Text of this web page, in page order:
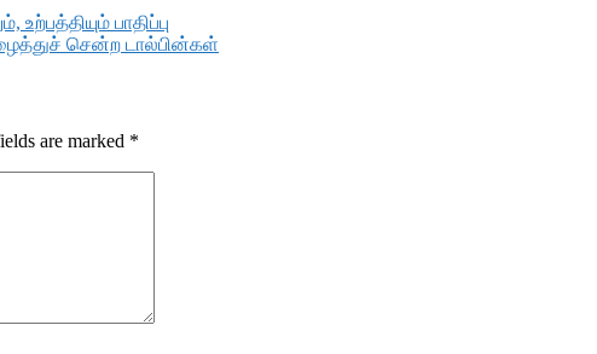
பாதிப்பு
சென்ற டால்பின்கள்
are marked *